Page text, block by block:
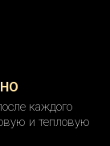
каждого
и тепловую